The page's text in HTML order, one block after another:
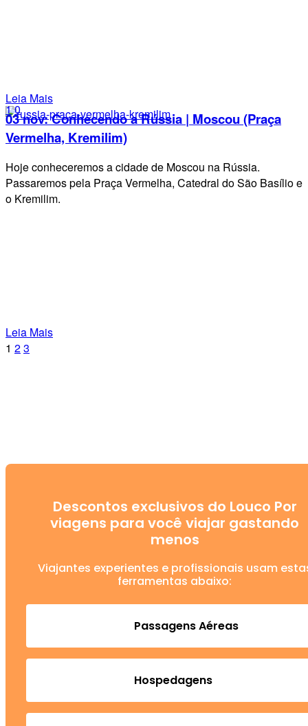
Leia Mais
10
03 nov:Conhecendo a Rússia | Moscou (Praça
Vermelha, Kremilim)
Hoje conheceremos a cidade de Moscou na Rússia.
Passaremos pela Praça Vermelha, Catedral do São Basílio e
o Kremilim.
Leia Mais
1 23
Descontos exclusivos do Louco Por
viagens para você viajar gastando
menos
Viajantes experientes e profissionais usam
ferramentas abaixo:
Passagens Aéreas
Hospedagens